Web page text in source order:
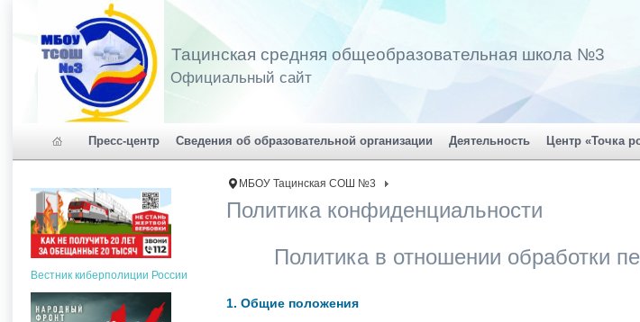
Тацинская средняя общеобразовательная школа №3
Официальный сайт
Пресс-центр Сведения об образовательной организации Деятельность Центр «Точка
МБОУ Тацинская СОШ №3
Политика конфиденциальности
Политика в отношении обработки
1. Общие положения
Вестник киберполиции России